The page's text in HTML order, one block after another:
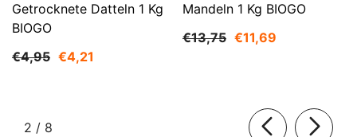
Getrocknete Datteln 1 Kg
BIOGO
€4,95 €4,21
Mandeln 1 Kg BIOGO
€13,75 €11,69
2 / von
8